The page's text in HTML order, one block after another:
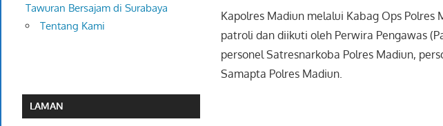
Kapolres Madiun melalui Kabag Ops Polres
patroli dan diikuti oleh Perwira Pengawas
personel Satresnarkoba Polres Madiun,
Samapta Polres Madiun.
Tawuran Bersajam di Surabaya
Tentang Kami
LAMAN